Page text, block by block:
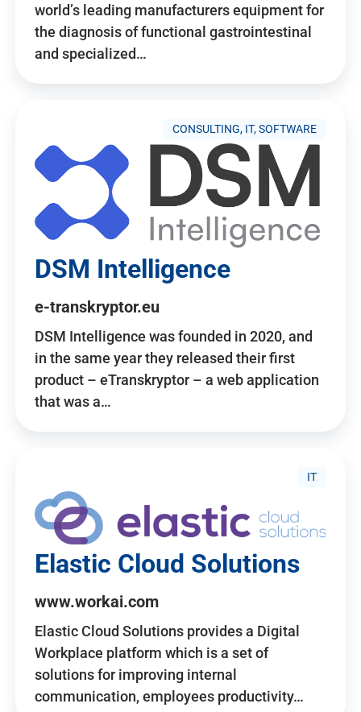
world’s leading manufacturers equipment for
the diagnosis of functional gastrointestinal
and specialized…
CONSULTING, IT, SOFTWARE
DSM Intelligence
e-transkryptor.eu
DSM Intelligence was founded in 2020, and
in the same year they released their first
product – eTranskryptor – a web application
that was a…
IT
Elastic Cloud Solutions
www.workai.com
Elastic Cloud Solutions provides a Digital
Workplace platform which is a set of
solutions for improving internal
communication, employees productivity…